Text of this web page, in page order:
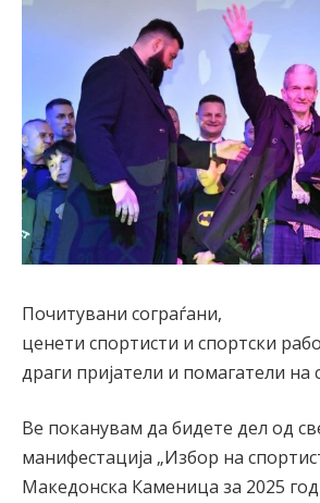
Почитувани сограѓани,
ценети спортисти и спортски
драги пријатели и помагатели на
Ве поканувам да бидете дел од
манифестација „Избор на
Македонска Каменица за 2025